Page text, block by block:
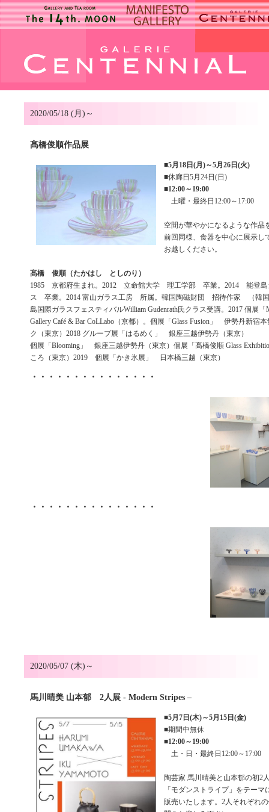
2020/05/18 (月)～
髙橋俊順作品展
■5月18日(月)～5月26日(火)
■休廊日5月24日(日)
■12:00～19:00
土曜・最終日12:00～17:00
空間が華やかになるような作品
前回同様、食器を中心に展示し
お越しください。
髙橋 俊順（たかはし としのり）
1985 京都府生まれ。2012 立命館大学 理工学部 卒業。2014 能登
ス 卒業。2014 富山ガラス工房 所属。韓国陶磁財団 招待作家 （韓
島国際ガラスフェスティバルWilliam Gudenrath氏クラス受講。2017 個展
Gallery Café & Bar CoLLabo（京都）。個展「Glass Fusion」 伊勢丹新宿
ク（東京）2018 グループ展「はるめく」 銀座三越伊勢丹（東京）
個展「Blooming」 銀座三越伊勢丹（東京）個展「髙橋俊順 Glass
ころ（東京）2019 個展「かき氷展」 日本橋三越（東京）
・・・・・・・・・・・・・・・
・・・・・・・・・・・・・・・
2020/05/07 (木)～
馬川晴美 山本郁 2人展 - Modern Stripes –
■5月7日(木)～5月15日(金)
■期間中無休
■12:00～19:00
土・日・最終日12:00～17:00
陶芸家 馬川晴美と山本郁の初
「モダンストライプ」をテー
販売いたします。2人それぞれ